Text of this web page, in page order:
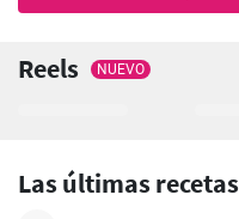
Reels NUEVO
Las últimas recetas